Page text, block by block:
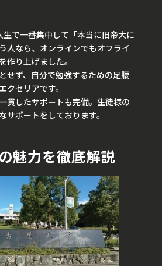
で一番集中して「本当に旧帝大に
人なら、オンラインでもオフライ
作り上げました。
せず、自分で勉強するための足腰
クセリアです。
貫したサポートも完備。生徒様の
サポートをしております。
魅力を徹底解説